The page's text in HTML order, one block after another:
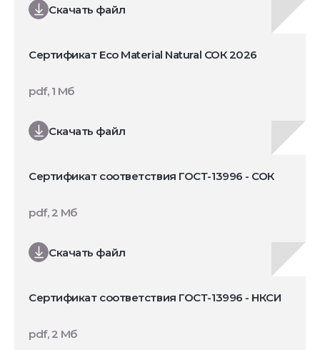
Скачать файл
Сертификат Eco Material Natural СОК 2026
Скачать файл
pdf, 1 Мб
Сертификат соответствия ГОСТ-13996 - СОК
Скачать файл
pdf, 2 Мб
Сертификат соответствия ГОСТ-13996 - НКСИ
pdf, 2 Мб